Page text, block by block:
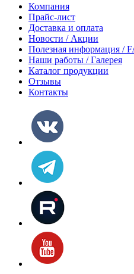
Компания
Прайс-лист
Доставка и оплата
Новости / Акции
Полезная информация /
Наши работы / Галерея
Каталог продукции
Отзывы
Контакты